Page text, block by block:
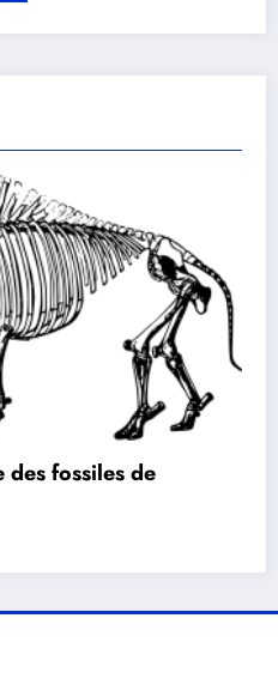
des fossiles de